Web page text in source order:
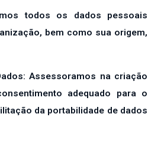
todos os dados pessoais
bem como sua origem,
Assessoramos na criação
adequado para o
da portabilidade de dados